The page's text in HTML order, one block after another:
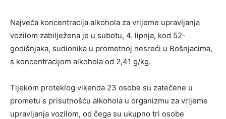
Najveća koncentracija alkohola za vrijeme upravljanja
vozilom zabilježena je u subotu, 4. lipnja, kod 52-
godišnjaka, sudionika u prometnoj nesreći u Bošnjacima,
s koncentracijom alkohola od 2,41 g/kg.
Tijekom proteklog vikenda 23 osobe su zatečene u
prometu s prisutnošću alkohola u organizmu za vrijeme
upravljanja vozilom, od čega su ukupno tri osobe